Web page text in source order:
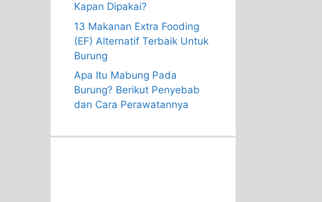
Kapan Dipakai?
13 Makanan Extra Fooding
(EF) Alternatif Terbaik Untuk
Burung
Apa Itu Mabung Pada
Burung? Berikut Penyebab
dan Cara Perawatannya